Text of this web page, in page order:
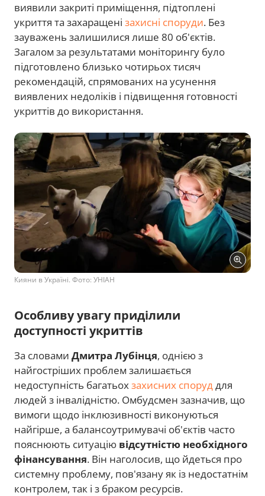
виявили закриті приміщення, підтоплені
укриття та захаращені захисні споруди. Без
зауважень залишилися лише 80 об'єктів.
Загалом за результатами моніторингу було
підготовлено близько чотирьох тисяч
рекомендацій, спрямованих на усунення
виявлених недоліків і підвищення готовності
укриттів до використання.
Кияни в Україні. Фото: УНІАН
Особливу увагу приділили
доступності укриттів
За словами Дмитра Лубінця, однією з
найгостріших проблем залишається
недоступність багатьохзахисних споруд для
людей з інвалідністю. Омбудсмен зазначив, що
вимоги щодо інклюзивності виконуються
найгірше, а балансоутримувачі об'єктів часто
пояснюють ситуацію відсутністю необхідного
фінансування. Він наголосив, що йдеться про
системну проблему, пов'язану як із недостатнім
контролем, так і з браком ресурсів.